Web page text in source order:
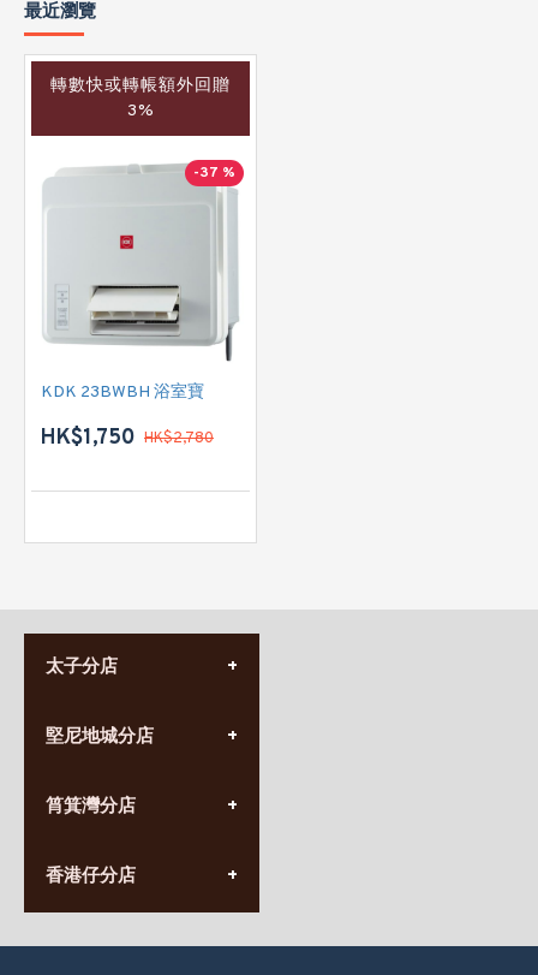
最近瀏覽
轉數快或轉帳額外回贈
3%
-37 %
KDK 23BWBH 浴室寶
HK$1,750 HK$2,780
太子分店
營業時間:
九龍太子太子道西141號
堅尼地城分店
營業時間:
香港堅尼地城卑路乍街
(堅尼地城地鐵站B出口)
筲箕灣分店
營業時間:
(10:00am-20:30pm)
香港仔分店
營業時間: